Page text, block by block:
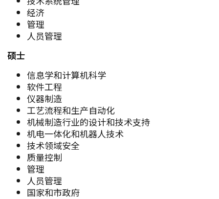
经济
管理
人员管理
硕士
信息学和计算机科学
软件工程
仪器制造
工艺流程和生产自动化
机械制造行业的设计和技术支持
机电一体化和机器人技术
技术领域安全
质量控制
管理
人员管理
国家和市政府